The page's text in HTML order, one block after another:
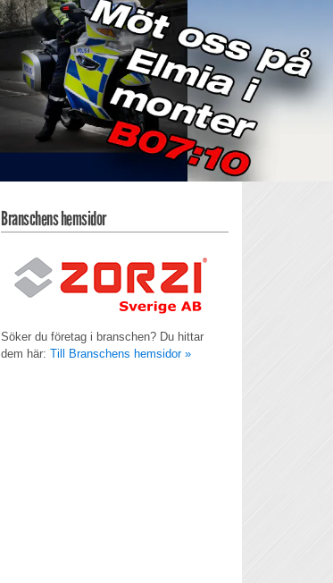
Branschens hemsidor
Söker du företag i branschen? Du hittar
dem här: Till Branschens hemsidor »